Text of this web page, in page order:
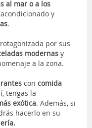
al mar o a los
y
.
por sus
modernas y
a la zona.
con comida
tengas la
exótica. Además, si
hacerlo en su